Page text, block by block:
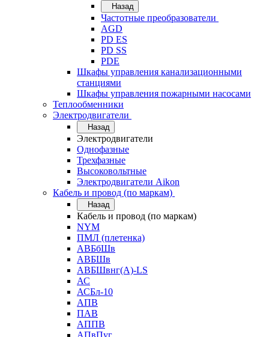
Назад
Частотные преобразователи
AGD
PD ES
PD SS
PDE
Шкафы управления канализационными
станциями
Шкафы управления пожарными насосами
Теплообменники
Электродвигатели
Назад
Электродвигатели
Однофазные
Трехфазные
Высоковольтные
Электродвигатели Aikon
Кабель и провод (по маркам)
Назад
Кабель и провод (по маркам)
NYM
ПМЛ (плетенка)
АВБбШв
АВБШв
АВБШвнг(А)-LS
АС
АСБл-10
АПВ
ПАВ
АППВ
АПвПуг